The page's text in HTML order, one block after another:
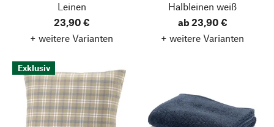
Leinen
23,90 €
+ weitere Varianten
Halbleinen weiß
ab 23,90 €
+ weitere Varianten
Exklusiv